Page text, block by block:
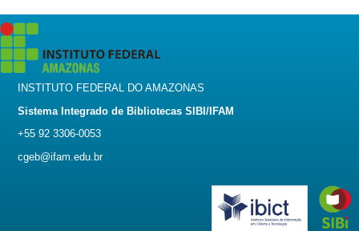
INSTITUTO FEDERAL DO AMAZONAS
Sistema Integrado de Bibliotecas SIBI/IFAM
+55 92 3306-0053
cgeb@ifam.edu.br